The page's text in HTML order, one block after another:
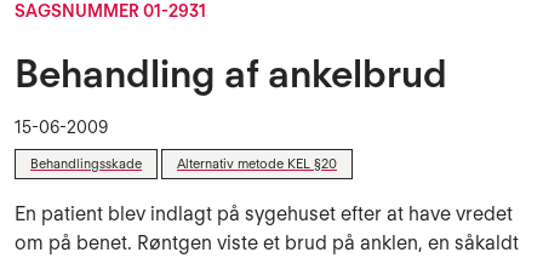
SAGSNUMMER 01-2931
Behandling af ankelbrud
15-06-2009
Behandlingsskade Alternativ metode KEL §20
En patient blev indlagt på sygehuset efter at have vredet
om på benet. Røntgen viste et brud på anklen, en såkaldt